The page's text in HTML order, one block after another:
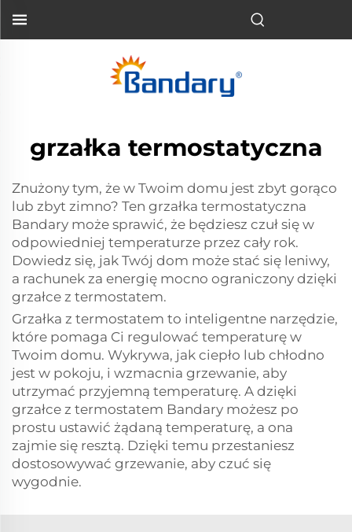
grzałka termostatyczna
Znużony tym, że w Twoim domu jest zbyt gorąco
lub zbyt zimno? Ten grzałka termostatyczna
Bandary może sprawić, że będziesz czuł się w
odpowiedniej temperaturze przez cały rok.
Dowiedz się, jak Twój dom może stać się leniwy,
a rachunek za energię mocno ograniczony dzięki
grzałce z termostatem.
Grzałka z termostatem to inteligentne narzędzie,
które pomaga Ci regulować temperaturę w
Twoim domu. Wykrywa, jak ciepło lub chłodno
jest w pokoju, i wzmacnia grzewanie, aby
utrzymać przyjemną temperaturę. A dzięki
grzałce z termostatem Bandary możesz po
prostu ustawić żądaną temperaturę, a ona
zajmie się resztą. Dzięki temu przestaniesz
dostosowywać grzewanie, aby czuć się
wygodnie.